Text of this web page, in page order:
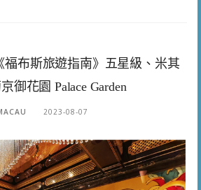
福布斯旅遊指南》五星級、米其
御花園 Palace Garden
2023-08-07